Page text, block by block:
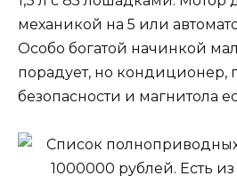
механикой на 5 или
Особо богатой начинкой
порадует, но кондиционер,
безопасности и магнитола